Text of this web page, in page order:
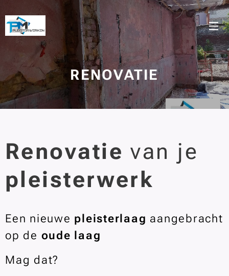
RENOVATIE
Renovatie van je
pleisterwerk
Een nieuwe pleisterlaag aangebracht
op de oude laag
Mag dat?